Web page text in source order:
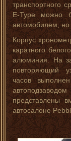
транспортного
E-Type можно
автомобилем, но
Корпус
каратного
алюминия. На
повторяющий
часов
представлены
автосалоне